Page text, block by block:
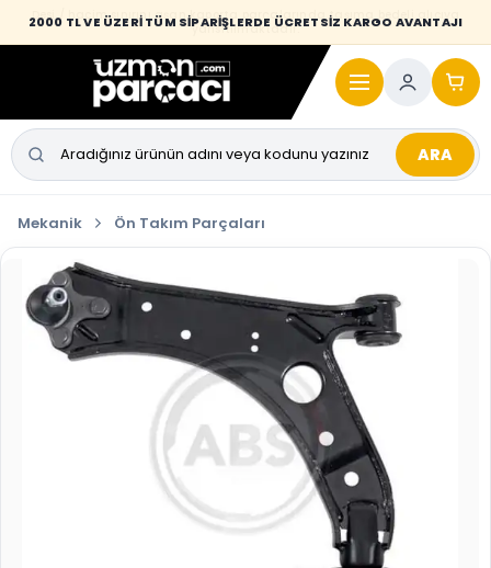
2000 TL VE ÜZERİ TÜM SİPARİŞLERDE ÜCRETSİZ KARGO AVANTAJI
Desi / hacim sınırını aşan kaporta parçalarında taşıma bedeli alıcıya
yansıtılmaktadır.
ARA
Mekanik Ön Takım Parçaları